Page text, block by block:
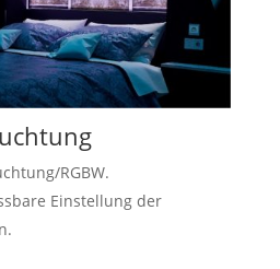
RGBW.
Einstellung der